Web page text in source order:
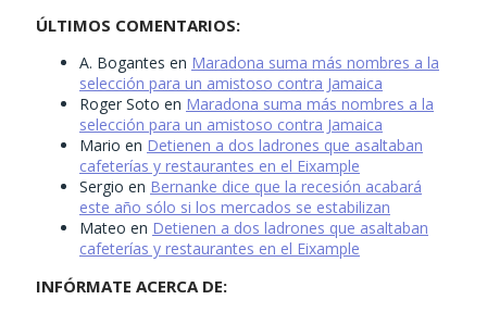
ÚLTIMOS COMENTARIOS:
A. Bogantes en Maradona suma más nombres a la
selección para un amistoso contra Jamaica
Roger Soto en Maradona suma más nombres a la
selección para un amistoso contra Jamaica
Mario en Detienen a dos ladrones que asaltaban
cafeterías y restaurantes en el Eixample
Sergio en Bernanke dice que la recesión acabará
este año sólo si los mercados se estabilizan
Mateo en Detienen a dos ladrones que asaltaban
cafeterías y restaurantes en el Eixample
INFÓRMATE ACERCA DE: